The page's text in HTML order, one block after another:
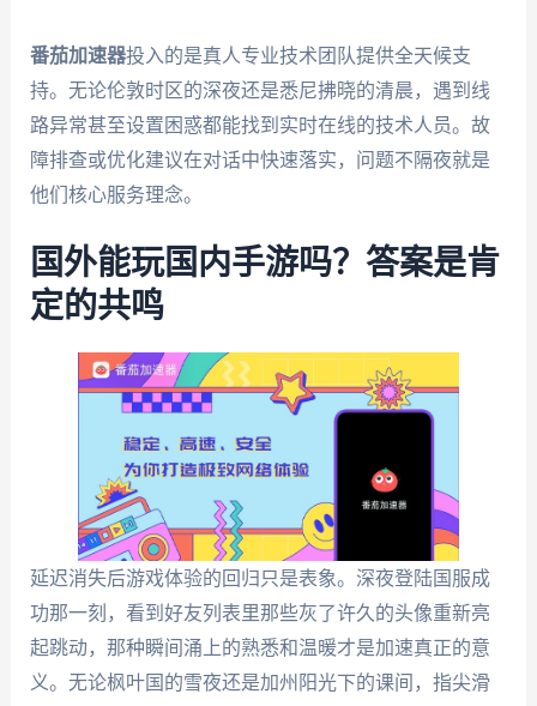
番茄加速器投入的是真人专业技术团队提供全天候支
持。无论伦敦时区的深夜还是悉尼拂晓的清晨，遇到线
路异常甚至设置困惑都能找到实时在线的技术人员。故
障排查或优化建议在对话中快速落实，问题不隔夜就是
他们核心服务理念。
国外能玩国内手游吗？答案是肯
定的共鸣
延迟消失后游戏体验的回归只是表象。深夜登陆国服成
功那一刻，看到好友列表里那些灰了许久的头像重新亮
起跳动，那种瞬间涌上的熟悉和温暖才是加速真正的意
义。无论枫叶国的雪夜还是加州阳光下的课间，指尖滑